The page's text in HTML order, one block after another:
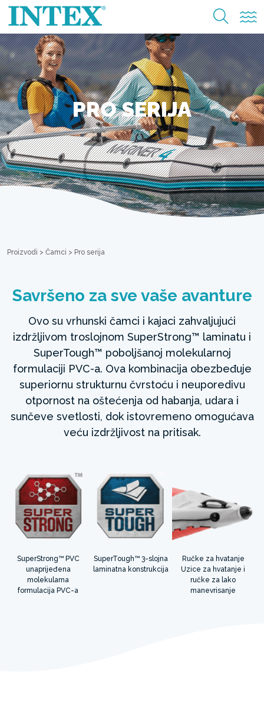
PRO SERIJA
Proizvodi > Čamci > Pro serija
Savršeno za sve vaše avanture
Ovo su vrhunski čamci i kajaci zahvaljujući
izdržljivom troslojnom SuperStrong™ laminatu i
SuperTough™ poboljšanoj molekularnoj
formulaciji PVC-a. Ova kombinacija obezbeđuje
superiornu strukturnu čvrstoću i neuporedivu
otpornost na oštećenja od habanja, udara i
sunčeve svetlosti, dok istovremeno omogućava
veću izdržljivost na pritisak.
SuperStrong™ PVC
unaprijeđena
molekularna
formulacija PVC-a
SuperTough™ 3-slojna
laminatna konstrukcija
Ručke za hvatanje
Uzice za hvatanje i
ručke za lako
manevrisanje